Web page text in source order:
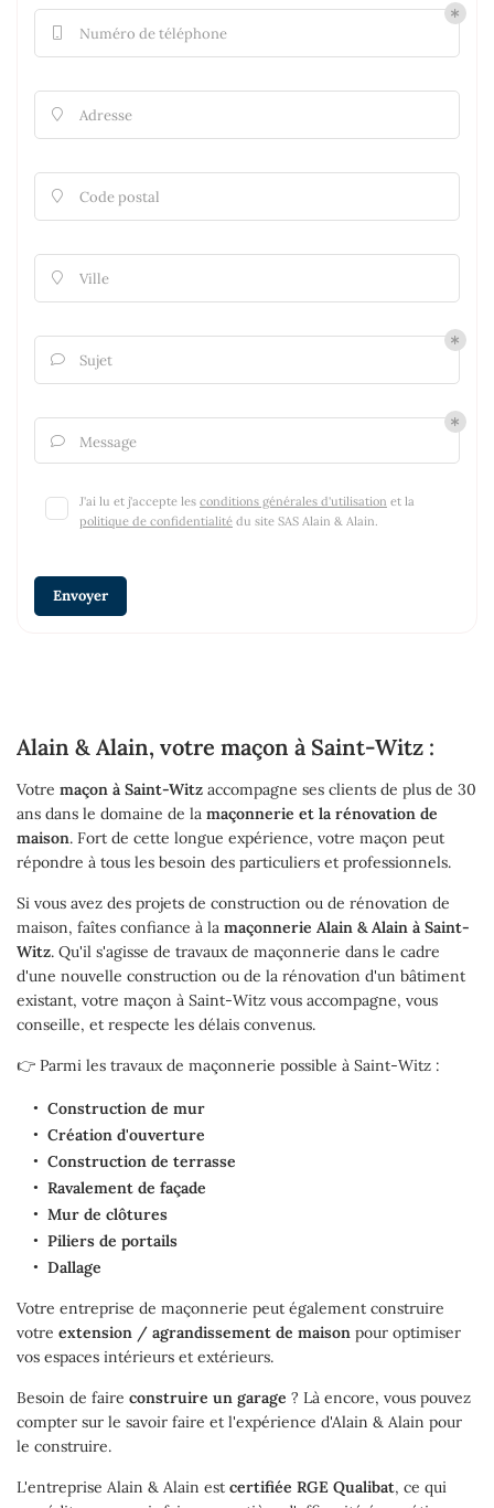
Numéro de téléphone
 Adresse
 Code postal
 Ville
 Sujet
 Message
J'ai lu et j'accepte les conditions générales d'utilisation et la
politique de confidentialité du site SAS Alain & Alain
Envoyer
Alain & Alain, votre maçon à Saint-Witz :
Votre maçon à Saint-Witz accompagne ses clients de plus de 30
ans dans le domaine de la maçonnerie et la rénovation de
maison. Fort de cette longue expérience, votre maçon peut
répondre à tous les besoin des particuliers et professionnels.
Si vous avez des projets de construction ou de rénovation de
maison, faîtes confiance à la maçonnerie Alain & Alain à Saint-
Witz. Qu'il s'agisse de travaux de maçonnerie dans le cadre
d'une nouvelle construction ou de la rénovation d'un bâtiment
existant, votre maçon à Saint-Witz vous accompagne, vous
conseille, et respecte les délais convenus.
👉 Parmi les travaux de maçonnerie possible à Saint-Witz :
Construction de mur
Création d'ouverture
Construction de terrasse
Ravalement de façade
Mur de clôtures
Piliers de portails
Dallage
Votre entreprise de maçonnerie peut également construire
votre extension / agrandissement de maison pour optimiser
vos espaces intérieurs et extérieurs.
Besoin de faire construire un garage ? Là encore, vous pouvez
compter sur le savoir faire et l'expérience d'Alain & Alain pour
le construire.
L'entreprise Alain & Alain est certifiée RGE Qualibat, ce qui